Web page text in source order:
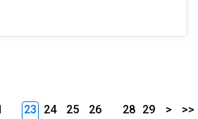
23 24 25
26
28 29 > >>